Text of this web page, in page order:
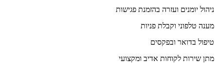
ניהול יומנים ועזרה בהזמנת פגישות
מענה טלפוני וקבלת פניות
טיפול בדואר ובפקסים
מתן שירות לקוחות אדיב ומקצועי